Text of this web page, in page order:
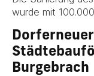
wurde mit
Burgebrach